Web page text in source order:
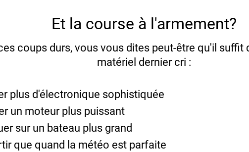
Et la course à l'armement?
coups durs, vous vous dites peut-être qu'il suffit
matériel dernier cri :
plus d'électronique sophistiquée
un moteur plus puissant
sur un bateau plus grand
que quand la météo est parfaite